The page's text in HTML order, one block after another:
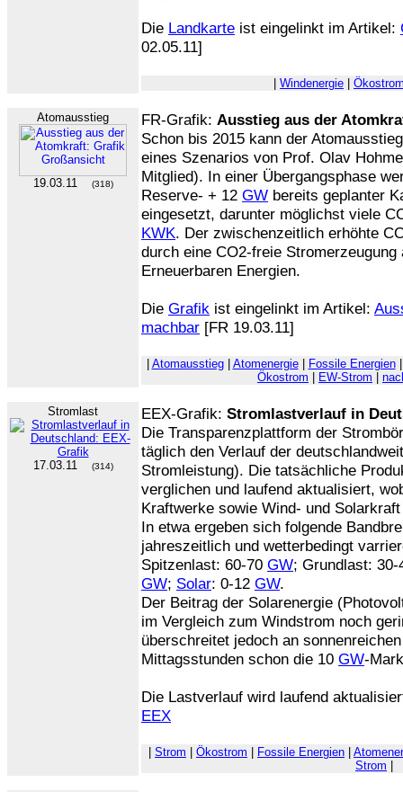
Die Landkarte ist eingelinkt im Artikel:
02.05.11]
Windenergie
Atomausstieg
19.03.11 (318)
FR-Grafik: Ausstieg aus der
Schon bis 2015 kann der
eines Szenarios von Prof. Olav
Mitglied). In einer Übergangsphase
Reserve- + 12 GW bereits geplanter
eingesetzt, darunter möglichst viele
KWK. Der zwischenzeitlich erhöhte
durch eine CO2-freie
Erneuerbaren Energien.
Die Grafik ist eingelinkt im Artikel:
machbar [FR 19.03.11]
Atomausstieg| Atomenergie| Fossile Energien
Ökostrom
EW-Strom
Stromlast
17.03.11 (314)
EEX-Grafik: Stromlastverlauf in
Die Transparenzplattform der
täglich den Verlauf der
Stromleistung). Die tatsächliche
verglichen und laufend aktualisiert,
Kraftwerke sowie Wind- und
In etwa ergeben sich folgende
jahreszeitlich und wetterbedingt
Spitzenlast: 60-70 GW; Grundlast:
GW; Solar: 0-12 GW.
Der Beitrag der Solarenergie
im Vergleich zum Windstrom noch
überschreitet jedoch an
Mittagsstunden schon die 10 GW-
Die Lastverlauf wird laufend
EEX
Strom Ökostrom Fossile Energien
Strom